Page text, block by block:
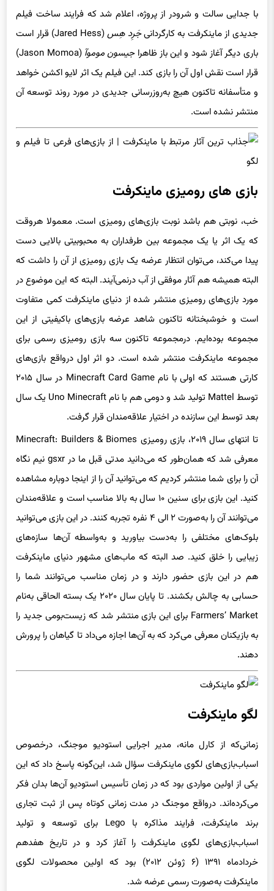
با جدایی سالت و شرودر از پروژه، اعلام شد که فرایند ساخت فیلم
جدیدی از ماینکرفت به کارگردانیجَرِد هِس
(Jared Hess) قرار است
باری دیگر آغاز شود و این باز ظاهراجیسون موموآ
(Jason Momoa)
قرار است نقش اول آن را بازی کند. این فیلم یک اثر لایو اکشن خواهد
و متأسفانه تاکنون هیچ‌ به‌روزرسانی جدیدی در مورد روند توسعه آن
منتشر نشده است.
بازی‌ های رومیزی ماینکرفت
خب، نوبتی هم باشد نوبت بازی‌های رومیزی است. معمولا هروقت
که یک اثر یا یک مجموعه بین طرفداران به محبوبیتی بالایی دست
پیدا می‌کند، می‌توان انتظار عرضه یک بازی رومیزی از آن را داشت که
البته همیشه هم آثار موفقی از آب درنمی‌آیند. البته که این موضوع در
مورد بازی‌های رومیزی منتشر شده از دنیای ماینکرفت کمی متفاوت
است و خوشبختانه تاکنون شاهد عرضه بازی‌های باکیفیتی از این
مجموعه بوده‌ایم. درمجموعه تاکنون سه بازی رومیزی رسمی برای
مجموعه ماینکرفت منتشر شده است. دو اثر اول درواقع بازی‌های
کارتی هستند که اولی با نام Minecraft Card Game در سال ۲۰۱۵
توسط Mattel تولید شد و دومی هم با نام Uno Minecraft یک سال
بعد توسط این سازنده در اختیار علاقه‌مندان قرار گرفت.
تا انتهای سال ۲۰۱۹، بازی رومیزی Minecraft: Builders & Biomes
معرفی شد که همان‌طور که می‌دانید مدتی‌ قبل ما در gsxr نیم نگاه
آن را برای شما منتشر کردیم که می‌توانید آن را از اینجا دوباره مشاهده
کنید. این بازی برای سنین ۱۰ سال به بالا مناسب است و علاقه‌مندان
می‌توانند آن را به‌صورت ۲ الی ۴ نفره تجربه کنند. در این بازی می‌توانید
بلوک‌های مختلفی را به‌دست بیاورید و به‌واسطه آن‌ها سازه‌های
زیبایی را خلق کنید. صد البته که ماب‌های مشهور دنیای ماینکرفت
هم در این بازی حضور دارند و در زمان مناسب می‌توانند شما را
حسابی به چالش بکشند. تا پایان سال ۲۰۲۰ یک بسته الحاقی به‌نام
Farmers’ Market برای این بازی منتشر شد که زیست‌بومی جدید را
به بازیکنان معرفی می‌کرد که به آن‌ها اجازه می‌داد تا گیاهان را پرورش
دهند.
لگو ماینکرفت
زمانی‌که از کارل مانه، مدیر اجرایی استودیو موجنگ، درخصوص
اسباب‌بازی‌های لگوی ماینکرفت سؤال شد، این‌گونه پاسخ داد که این
یکی از اولین مواردی بود که در زمان تأسیس استودیو آن‌ها بدان فکر
می‌کرده‌اند. درواقع موجنگ در مدت زمانی کوتاه پس از ثبت تجاری
برند ماینکرفت، فرایند مذاکره با Lego برای توسعه و تولید
اسباب‌بازی‌های لگوی ماینکرفت را آغاز کرد و در تاریخ هفدهم
خردادماه ۱۳۹۱ (۶ ژوئن ۲۰۱۲) بود که اولین محصولات لگوی
ماینکرفت به‌صورت رسمی عرضه شد.